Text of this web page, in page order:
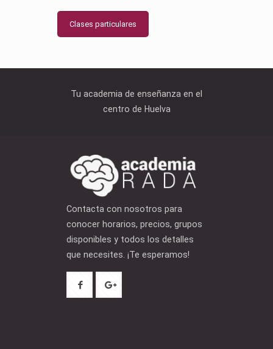
Clases particulares
Tu academia de enseñanza en el
centro de Huelva
Contacta con nosotros para
conocer horarios, precios, grupos
disponibles y todos los detalles
que necesites. ¡Te esperamos!